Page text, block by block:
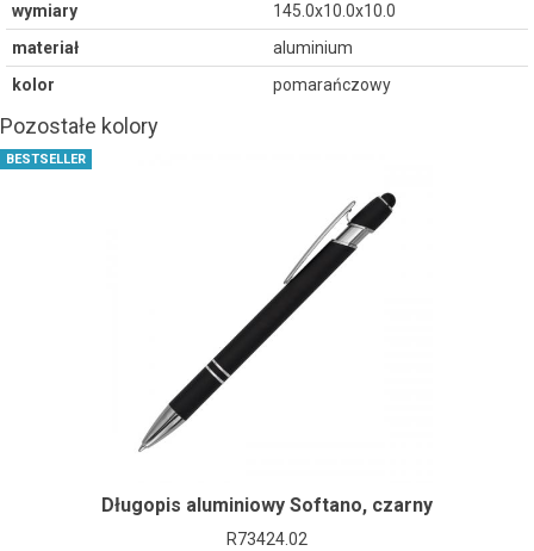
wymiary
145.0x10.0x10.0
materiał
aluminium
kolor
pomarańczowy
Pozostałe kolory
BESTSELLER
Długopis aluminiowy Softano, czarny
R73424.02